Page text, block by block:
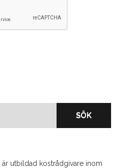
utbildad kostrådgivare inom